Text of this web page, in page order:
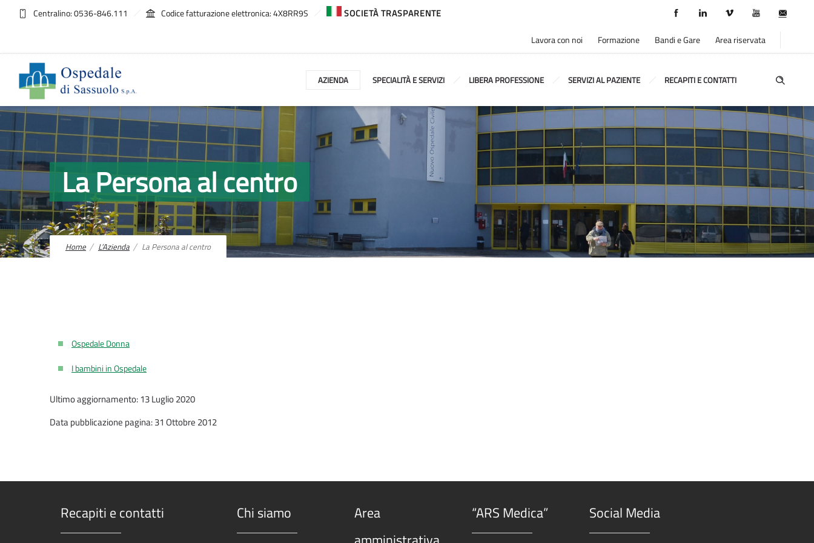
Centralino: 0536-846.111 Codice fatturazione elettronica: 4X8RR9S SOCIETÀ TRASPARENTE
Lavora con noi Formazione Bandi e Gare Area riservata
AZIENDA SPECIALITÀ E SERVIZI LIBERA PROFESSIONE SERVIZI AL PAZIENTE RECAPITI E CONTATTI
La Persona al centro
Home L’Azienda La Persona al centro
Ospedale Donna
I bambini in Ospedale
Ultimo aggiornamento: 13 Luglio 2020
Data pubblicazione pagina: 31 Ottobre 2012
Recapiti e contatti Chi siamo
Area
“ARS Medica” Social Media